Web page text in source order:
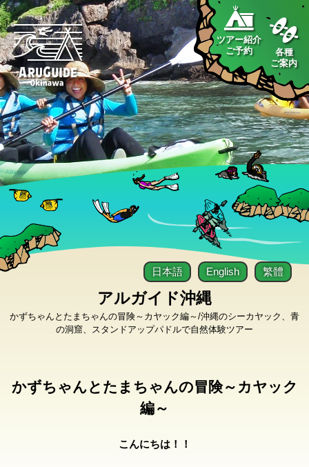
ツアー紹介
ご予約
各種
ご案内
アルガイド沖縄
かずちゃんとたまちゃんの冒険～カヤック編～/沖縄のシーカヤック、青
の洞窟、スタンドアップパドルで自然体験ツアー
日本語 English 繁體
かずちゃんとたまちゃんの冒険～カヤック
編～
こんにちは！！